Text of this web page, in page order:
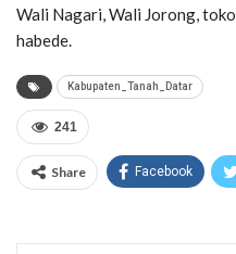
Wali Nagari, Wali Jorong,
habede.
Kabupaten_Tanah_Datar
241
Share Facebook